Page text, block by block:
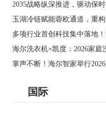
2035战略纵深推进，驱动保
玉湖冷链赋能蓉欧通道，重
海尔洗衣机×凯度：2026家庭
掌声不断！海尔智家举行
国际